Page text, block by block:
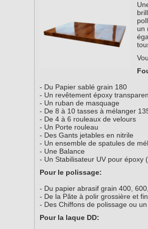
un
- Du Papier sablé grain 180
- Un revêtement époxy
- Un ruban de masquage
- De 8 à 10 tasses à mélanger
- De 4 à 6 rouleaux de velours
- Un Porte rouleau
- Des Gants jetables en nitrile
- Un ensemble de spatules de
- Une Balance
- Un Stabilisateur UV pour époxy
Pour le polissage:
- Du papier abrasif grain 400,
- De la Pâte à polir grossière et
- Des Chiffons de polissage ou
Pour la laque DD: